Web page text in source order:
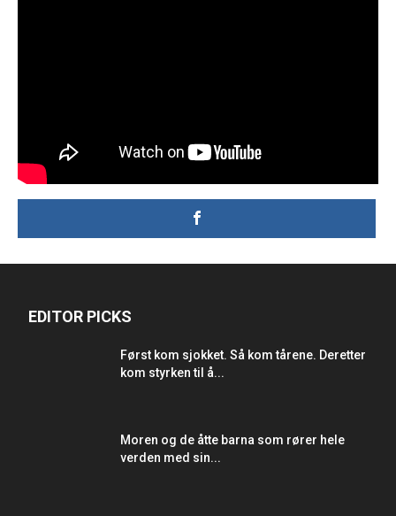
EDITOR PICKS
Først kom sjokket. Så kom tårene. Deretter
kom styrken til å...
Moren og de åtte barna som rører hele
verden med sin...